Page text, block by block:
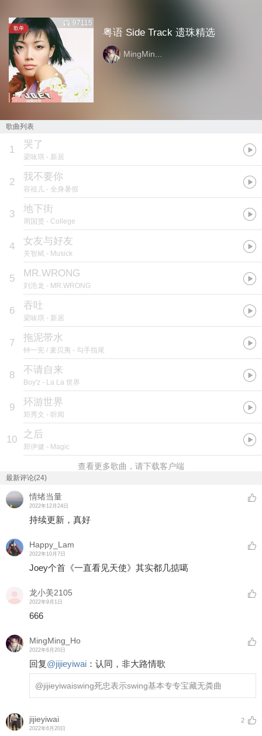
歌单
97115
粤语 Side Track 遗珠精选
MingMin...
歌曲列表
1 哭了
梁咏琪 - 新居
2 我不要你
容祖儿 - 全身暑假
3 地下街
周国贤 - College
4 女友与好友
关智斌 - Musick
5 MR.WRONG
刘浩龙 - MR.WRONG
6 吞吐
梁咏琪 - 新居
7 拖泥带水
钟一宪 / 麦贝夷 - 勾手指尾
8 不请自来
Boy'z - La La 世界
9 环游世界
郑秀文 - 听闻
10 之后
郑伊健 - Magic
查看更多歌曲，请下载客户端
最新评论(24)
情绪当量
2022年12月24日
持续更新，真好
Happy_Lam
2022年10月7日
Joey个首《一直看见天使》其实都几掂噶
龙小美2105
2022年9月1日
666
MingMing_Ho
2022年6月20日
回复@jijieyiwai ： 认同，非大路情歌
@jijieyiwaiswing死忠表示swing基本专专宝藏无粪曲
jijieyiwai
2022年6月20日
2